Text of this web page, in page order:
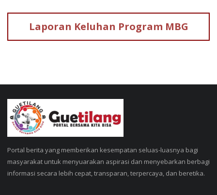
Laporan Keluhan Program MBG
Portal berita yang memberikan kesempatan seluas-luasnya bagi
masyarakat untuk menyuarakan aspirasi dan menyebarkan berbagi
informasi secara lebih cepat, transparan, terpercaya, dan beretika.